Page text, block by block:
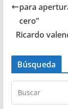
para
cero”
Ricardo
Búsqueda